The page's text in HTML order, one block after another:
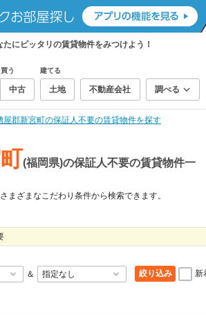
にピッタリの賃貸物件をみつけよう！
う
中古
建てる
土地 不動産会社 調べる
屋郡新宮町の保証人不要の賃貸物件を探す
(福岡県)の保証人不要の賃貸物件一
まざまなこだわり条件から検索できます。
＆ 絞り込み 新